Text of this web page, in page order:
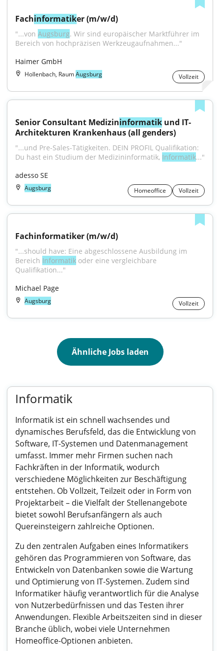
Fachinformatiker (m/w/d)
"...von Augsburg. Wir sind europäischer Marktführer im
Bereich von hochpräzisen Werkzeugaufnahmen..."
Haimer GmbH
Hollenbach, RaumAugsburg Vollzeit
Senior Consultant Medizininformatik und IT-
Architekturen Krankenhaus (all genders)
"...und Pre-Sales-Tätigkeiten. DEIN PROFIL Qualifikation:
Du hast ein Studium der Medizininformatik, Informatik..."
adesso SE
Augsburg Homeoffice Vollzeit
Fach­in­for­ma­ti­ker (m/w/d)
"...should have: Eine abgeschlossene Ausbildung im
Bereich Informatik oder eine vergleichbare
Qualifikation..."
Michael Page
Augsburg Vollzeit
Ähnliche Jobs laden
Informatik
Informatik ist ein schnell wachsendes und
dynamisches Berufsfeld, das die Entwicklung von
Software, IT-Systemen und Datenmanagement
umfasst. Immer mehr Firmen suchen nach
Fachkräften in der Informatik, wodurch
verschiedene Möglichkeiten zur Beschäftigung
entstehen. Ob Vollzeit, Teilzeit oder in Form von
Projektarbeit – die Vielfalt der Stellenangebote
bietet sowohl Berufsanfängern als auch
Quereinsteigern zahlreiche Optionen.
Zu den zentralen Aufgaben eines Informatikers
gehören das Programmieren von Software, das
Entwickeln von Datenbanken sowie die Wartung
und Optimierung von IT-Systemen. Zudem sind
Informatiker häufig verantwortlich für die Analyse
von Nutzerbedürfnissen und das Testen ihrer
Anwendungen. Flexible Arbeitszeiten sind in dieser
Branche üblich, wobei viele Unternehmen
Homeoffice-Optionen anbieten.